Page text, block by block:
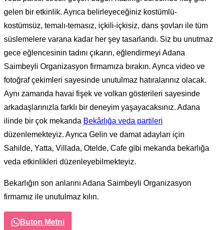
gelen bir etkinlik. Ayrıca belirleyeceğiniz kostümlü-
kostümsüz, temalı-temasız, içkili-içkisiz, dans şovları ile tüm
süslemelere varana kadar her şey tasarlandı. Siz bu unutmaz
gece eğlencesinin tadını çıkarın, eğlendirmeyi Adana
Saimbeyli Organizasyon firmamıza bırakın. Ayrıca video ve
fotoğraf çekimleri sayesinde unutulmaz hatıralarınız olacak.
Aynı zamanda havai fişek ve volkan gösterileri sayesinde
arkadaşlarınızla farklı bir deneyim yaşayacaksınız. Adana
ilinde bir çok mekanda Bekârlığa veda partileri
düzenlemekteyiz. Ayrıca Gelin ve damat adayları için
Sahilde, Yatta, Villada, Otelde, Cafe gibi mekanda bekarlığa
veda etkinlikleri düzenleyebilmekteyiz.
Bekarlığın son anlarını Adana Saimbeyli Organizasyon
firmamız ile unutulmaz kılın.
Buton Metni